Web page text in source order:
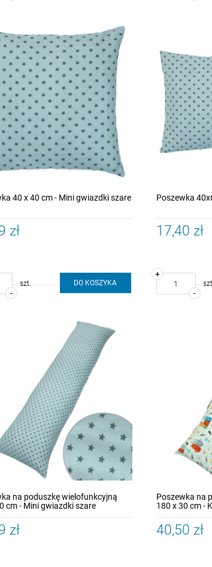
40 x 40 cm - Mini gwiazdki szare
zł
-
szt. DO KOSZYKA
Poszewka
17,40 zł
-
+
na poduszkę wielofunkcyjną
cm - Mini gwiazdki szare
zł
Poszewka na
180 x 30 cm -
40,50 zł